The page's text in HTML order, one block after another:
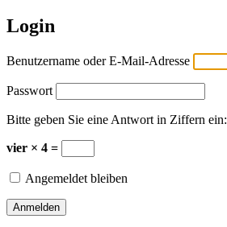
Login
Benutzername oder E-Mail-Adresse
Passwort
Bitte geben Sie eine Antwort in Ziffern ein:
vier × 4 =
Angemeldet bleiben